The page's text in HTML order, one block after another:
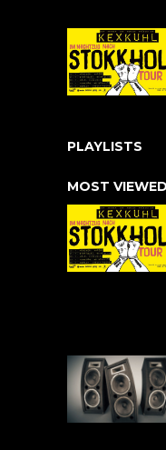
PLAYLISTS
MOST VIEWED